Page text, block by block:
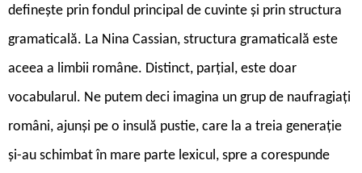
definește prin fondul principal de cuvinte și prin structura
gramaticală. La Nina Cassian, structura gramaticală este
aceea a limbii române. Distinct, parțial, este doar
vocabularul. Ne putem deci imagina un grup de naufragiați
români, ajunși pe o insulă pustie, care la a treia generație
și-au schimbat în mare parte lexicul, spre a corespunde